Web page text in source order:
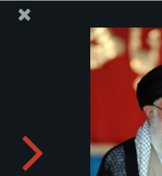
İslam İnkılabı
Tahran gönüllü
ile görüştü